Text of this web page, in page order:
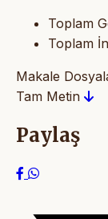
Toplam
Toplam
Makale
Tam Metin
Paylaş